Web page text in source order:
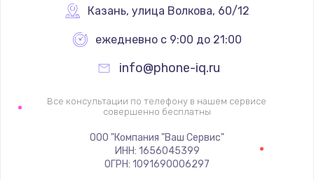
Заказать
Ремонт цепей питания
2500 руб.
750 руб.
Заказать
Казань, улица Волкова, 60/12
ежедневно с 9:00 до 21:00
info@phone-iq.ru
Все консультации по телефону в нашем сервисе
совершенно бесплатны
ООО "Компания "Ваш Сервис"
ИНН: 1656045399
ОГРН: 1091690006297